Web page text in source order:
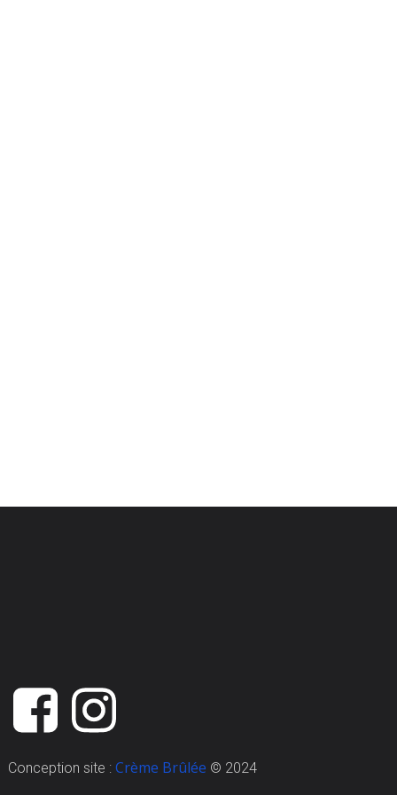
Conception site :Crème Brûlée © 2024